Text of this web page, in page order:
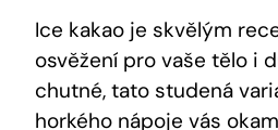
Ice kakao je skvělým
‌osvěžení⁢ pro vaše tělo i
chutné, tato studená
horkého nápoje vás